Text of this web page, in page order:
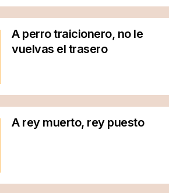
A perro traicionero, no le
vuelvas el trasero
A rey muerto, rey puesto